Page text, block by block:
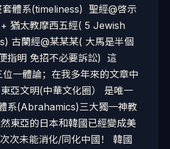
體系(timeliness) 聖經@啓示
猶太教摩西五經( 5 Jewish
古蘭經@某某某( 大馬是半個
指明 免招不必要訴訟) 這
一體論；在我多年來的文章中
亞文明(中華文化圈） 是唯一
系(Abrahamics)三大獨一神教
東亞的日本和韓國已經變成美
次未能消化/同化中國！ 韓國